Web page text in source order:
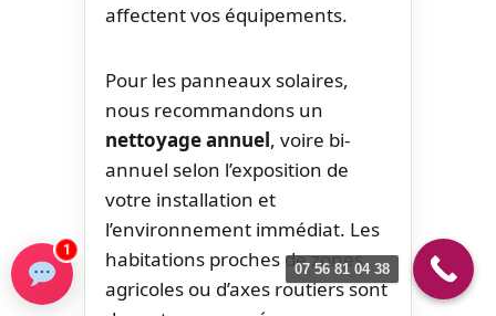
affectent vos équipements.
Pour les panneaux solaires,
nous recommandons un
nettoyage annuel, voire bi-
annuel selon l’exposition de
votre installation et
l’environnement immédiat. Les
habitations proches de zones
agricoles ou d’axes routiers sont
07 56 81 04 38
1